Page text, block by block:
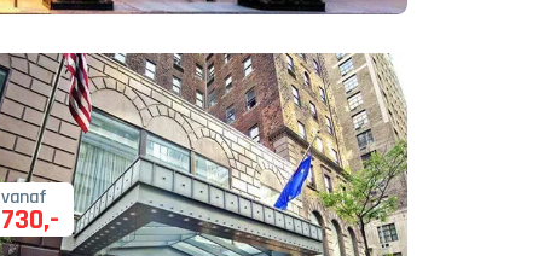
vanaf
730,-